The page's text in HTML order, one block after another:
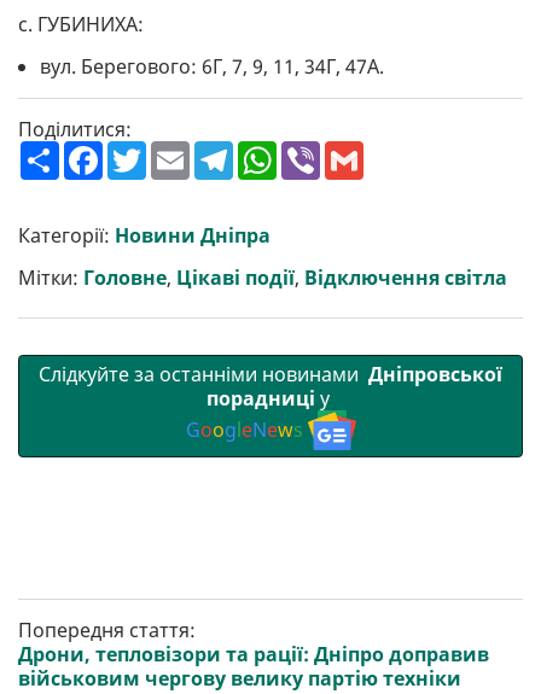
с. ГУБИНИХА:
вул. Берегового: 6Г, 7, 9, 11, 34Г, 47А.
Поділитися:
П
о
р
и
т
и
F
a
b
o
o
k
T
w
t
e
r
E
m
l
T
e
g
r
a
m
W
h
p
p
V
Категорії: Новини Дніпра
Мітки: Головне, Цікаві події, Відключення світла
Слідкуйте за останніми новинами Дніпровської
порадниці у
GoogleNews
Попередня стаття:
Дрони, тепловізори та рації: Дніпро доправив
військовим чергову велику партію техніки